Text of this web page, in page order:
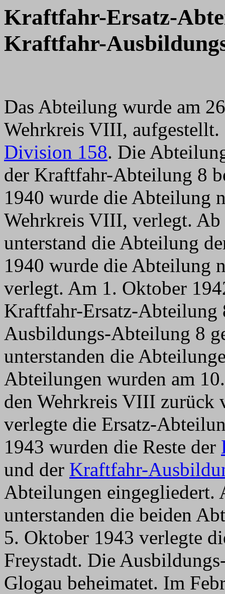
Kraftfahr-Ersatz-
Kraftfahr-
Das Abteilung wurde am
Wehrkreis VIII,
Division 158. Die
der Kraftfahr-Abteilung 8
1940 wurde die Abteilung
Wehrkreis VIII, verlegt.
unterstand die Abteilung
1940 wurde die Abteilung
verlegt. Am 1. Oktober
Kraftfahr-Ersatz-Abteilung
Ausbildungs-Abteilung 8
unterstanden die
Abteilungen wurden am
den Wehrkreis VIII zurück
verlegte die Ersatz-
1943 wurden die Reste der
und der Kraftfahr-
Abteilungen eingegliedert.
unterstanden die beiden
5. Oktober 1943 verlegte
Freystadt. Die
Glogau beheimatet. Im